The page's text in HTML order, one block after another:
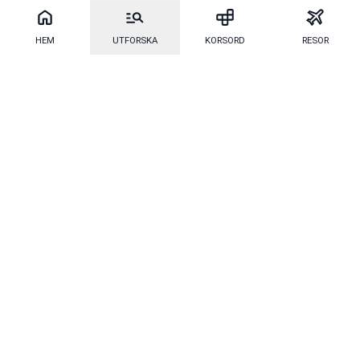
HEM UTFORSKA KORSORD RESOR